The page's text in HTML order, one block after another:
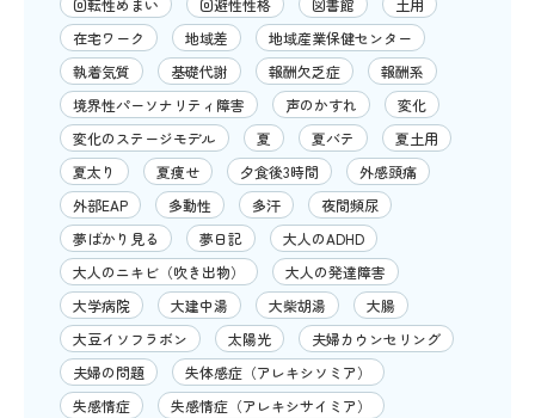
回転性めまい 回避性性格 図書館
土用
在宅ワーク
地域差
地域産業保健センター
執着気質
基礎代謝 報酬欠乏症
報酬系
境界性パーソナリティ障害
声のかすれ
変化
変化のステージモデル
夏 夏バテ
夏土用
夏太り
夏痩せ 夕食後3時間
外感頭痛
外部EAP
多動性 多汗
夜間頻尿
夢ばかり見る
夢日記
大人のADHD
大人のニキビ（吹き出物）
大人の発達障害
大学病院
大建中湯 大柴胡湯
大腸
大豆イソフラボン
太陽光
夫婦カウンセリング
夫婦の問題
失体感症（アレキシソミア）
失感情症
失感情症（アレキシサイミア）